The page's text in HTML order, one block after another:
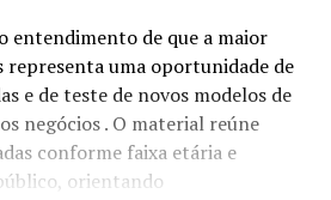
entendimento de que a maior
uma oportunidade de
e de teste de novos modelos de
negócios . O material reúne
conforme faixa etária e
orientando